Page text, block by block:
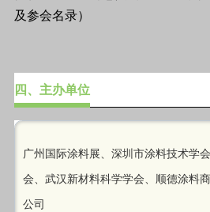
四、主办单位
广州国际涂料展、深圳市涂料技术学
会、武汉新材料科学学会、顺德涂料
公司